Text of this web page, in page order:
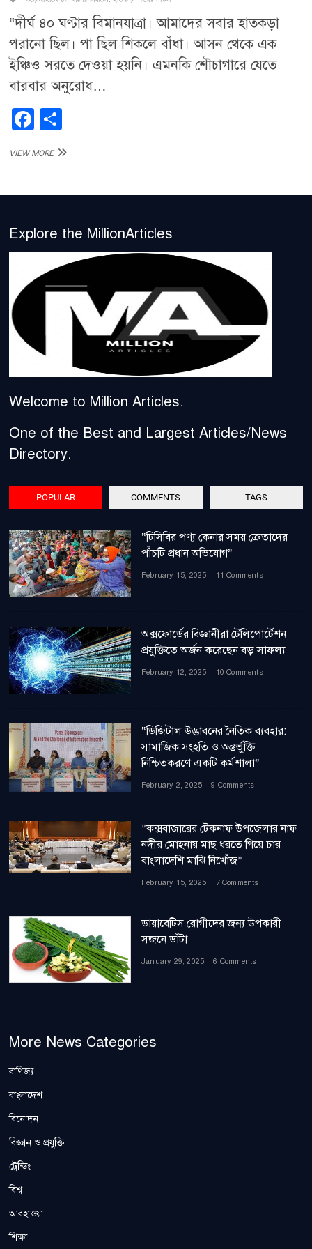
“দীর্ঘ ৪০ ঘণ্টার বিমানযাত্রা। আমাদের সবার হাতকড়া
পরানো ছিল। পা ছিল শিকলে বাঁধা। আসন থেকে এক
ইঞ্চিও সরতে দেওয়া হয়নি। এমনকি শৌচাগারে যেতে
বারবার অনুরোধ…
F
c
o
o
k
h
ar
VIEW MORE“উড়োজাহাজে
শিকল,
শৌচাগারে
টেনেহিঁচড়ে
নেওয়া”
Explore the MillionArticles
Welcome to Million Articles.
One of the Best and Largest Articles/News
Directory.
POPULAR COMMENTS TAGS
“টিসিবির পণ্য কেনার সময় ক্রেতাদের
পাঁচটি প্রধান অভিযোগ”
February 15, 2025 11 Comments
অক্সফোর্ডের বিজ্ঞানীরা টেলিপোর্টেশন
প্রযুক্তিতে অর্জন করেছেন বড় সাফল্য
February 12, 2025 10 Comments
“ডিজিটাল উদ্ভাবনের নৈতিক ব্যবহার:
সামাজিক সংহতি ও অন্তর্ভুক্তি
নিশ্চিতকরণে একটি কর্মশালা”
February 2, 2025 9 Comments
”কক্সবাজারের টেকনাফ উপজেলার নাফ
নদীর মোহনায় মাছ ধরতে গিয়ে চার
বাংলাদেশি মাঝি নিখোঁজ”
February 15, 2025 7 Comments
ডায়াবেটিস রোগীদের জন্য উপকারী
সজনে ডাঁটা
January 29, 2025 6 Comments
More News Categories
বাণিজ্য
বাংলাদেশ
বিনোদন
বিজ্ঞান ও প্রযুক্তি
ট্রেন্ডিং
বিশ্ব
আবহাওয়া
শিক্ষা